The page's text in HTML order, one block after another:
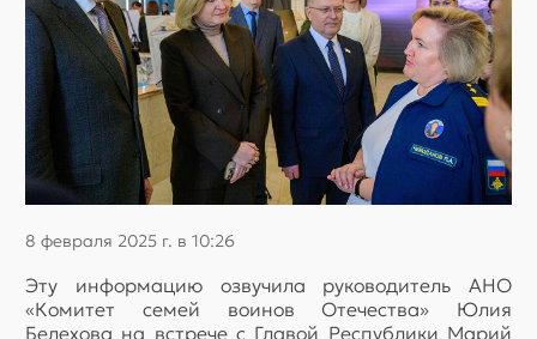
8 февраля 2025 г. в 10:26
Эту информацию озвучила руководитель АНО
«Комитет семей воинов Отечества» Юлия
Белехова на встрече с Главой Республики Марий